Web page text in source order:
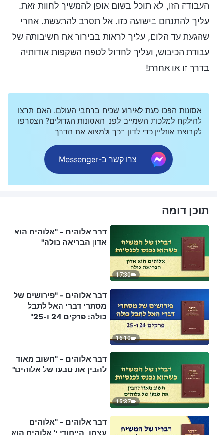
העבודה הזו, לא תוכל בשום אופן להמשיך לחוות זאת.
עליך להתנחם בישועה כזו. אל תסרב להתעשת. אחרי
שהגעת עד הלום, עליך לראות בבירור את חשיבותה של
עבודת הכיבוש, ועליך לחדול לטפח השקפות אודותיה
בדרך זו או אחרת!
אסונות הפכו כעת לאירוע שכיח ברחבי העולם. האם תרצו
להילקח למלכות השמיים לפני האסונות הגדולים? הצטרפו
לקבוצת אונליין כדי לדון בכך ולמצוא את הדרך.
צרו קשר ב-Messenger
תוכן דומה
17:30
דבר אלוהים – "אלוהים הוא
אדון הבריאה כולה"
16:10
דבר אלוהים – "פירושים של
מסתרי דברי האל לתבל
כולה: פרקים 24 ו-25"
15:37
דבר אלוהים – "חשוב מאוד
להבין את טבעו של אלוהים"
דבר אלוהים – "אלוהים
עצמו, הייחודי י' אלוהים הוא